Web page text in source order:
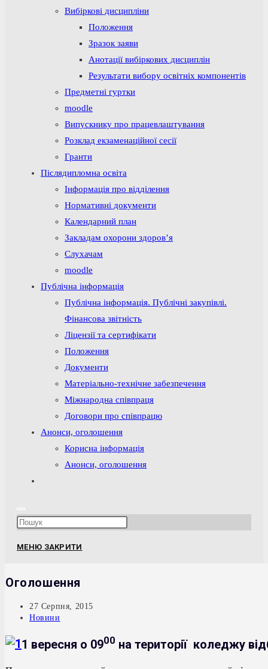
Вибіркові дисципліни
Положення
Зразок заяви
Анотації вибіркових дисциплін
Результати вибору освітніх компонентів
Предметні гуртки
moodle
Випускнику про працевлаштування
Розклад екзаменаційної сесії
Гранти
Післядипломна освіта
Інформація про відділення
Нормативні документи
Календарний план
Закладам охорони здоров’я
Слухачам
moodle
Публічна інформація
Публічна інформація. Публічні закупівлі.
Фінансова звітність
Ліцензії та сертифікати
Положення
Документи
Матеріально-технічне забезпечення
Міжнародна співпраця
Договори про співпрацю
Анонси, оголошення
Корисна інформація
Анонси, оголошення
веб-
сайті
МЕНЮ ЗАКРИТИ
Оголошення
Запис
опубліковано:
27 Серпня, 2015
Категорія
Новини
1 вересня о 0900 на території коледжу